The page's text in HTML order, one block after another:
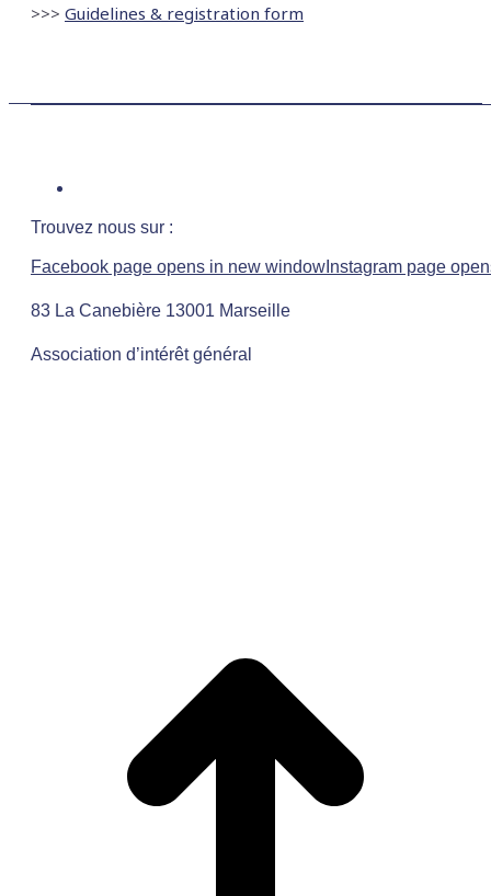
>>> Guidelines & registration form
Trouvez nous sur :
Facebook page opens in new window Instagram page
83 La Canebière 13001 Marseille
Association d’intérêt général